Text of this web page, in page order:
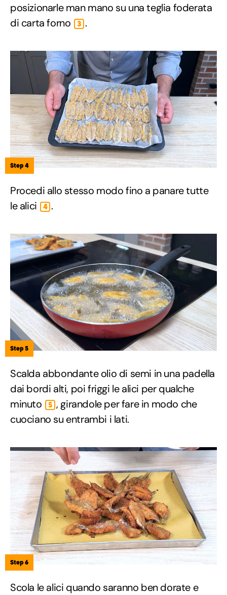
posizionarle man mano su una teglia foderata
di carta forno
3 .
Step 4
Procedi allo stesso modo fino a panare tutte
le alici
4 .
Step 5
Scalda abbondante olio di semi in una padella
dai bordi alti, poi friggi le alici per qualche
minuto
5 , girandole per fare in modo che
cuociano su entrambi i lati.
Step 6
Scola le alici quando saranno ben dorate e